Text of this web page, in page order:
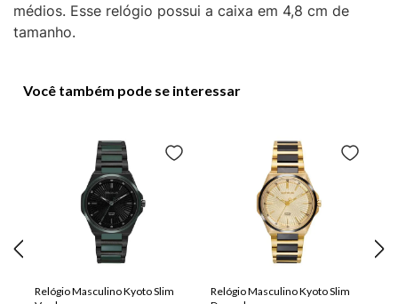
médios. Esse relógio possui a caixa em 4,8 cm de
tamanho.
Você também pode se interessar
Relógio Masculino Kyoto Slim
Relógio Masculino Kyoto Slim